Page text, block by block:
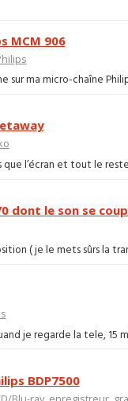
MCM 906
ma micro-chaîne
l’écran et tout le
dont le son se
( je le mets sûrs la
je regarde la tele, 15
BDP7500